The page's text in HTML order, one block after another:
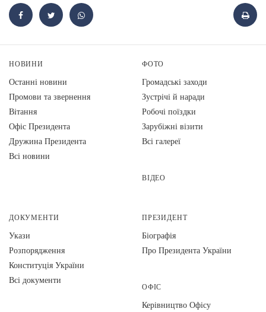
НОВИНИ
Останні новини
Промови та звернення
Вiтання
Офіс Президента
Дружина Президента
Всі новини
ФОТО
Громадські заходи
Зустрічі й наради
Робочі поїздки
Зарубіжні візити
Всі галереї
ВІДЕО
ДОКУМЕНТИ
Укази
Розпорядження
Конституція України
Всі документи
ПРЕЗИДЕНТ
Біографія
Про Президента України
ОФІС
Керівництво Офісу